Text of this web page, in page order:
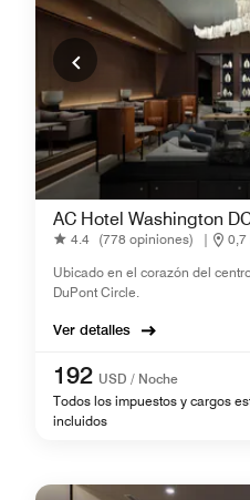
AC Hotel Washington
4.4 (778 opiniones) |
0,7
Ubicado en el corazón del
DuPont Circle.
Ver detalles
192 USD / Noche
Todos los impuestos y cargos
incluidos